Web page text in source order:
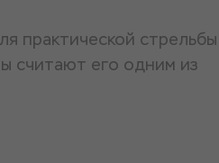
практической стрельбы
считают его одним из